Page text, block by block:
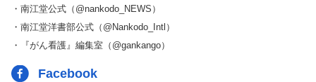
・南江堂公式（@nankodo_NEWS）
・南江堂洋書部公式（@Nankodo_Intl）
・『がん看護』編集室（@gankango）
Facebook